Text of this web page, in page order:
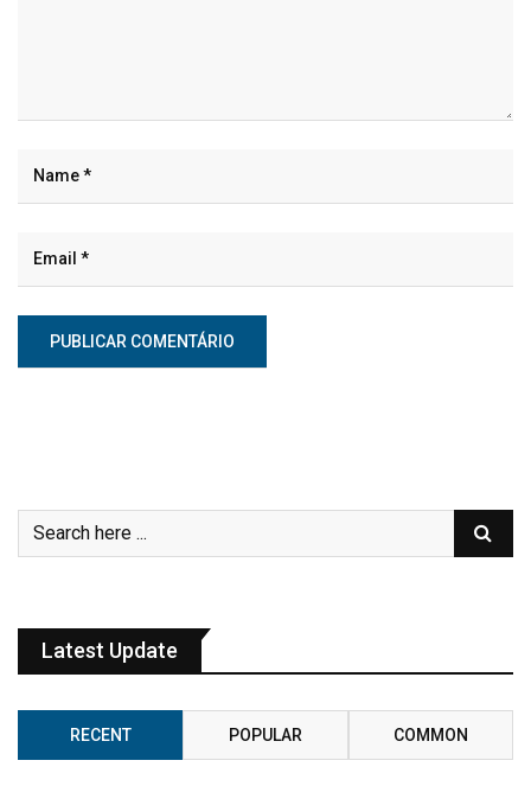
Latest Update
RECENT POPULAR COMMON